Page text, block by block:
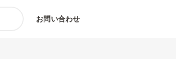
お問い合わせ